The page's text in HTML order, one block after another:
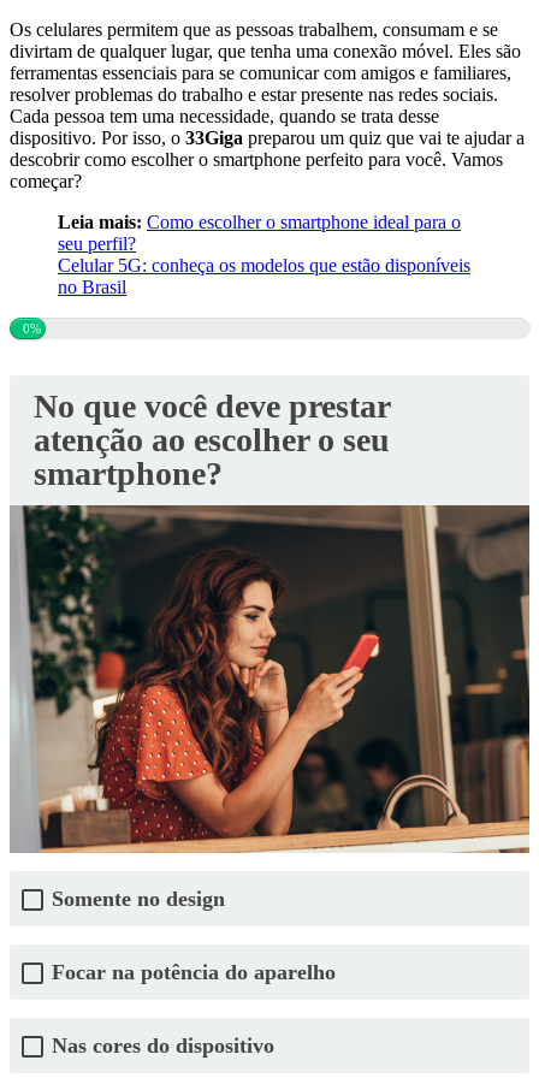
Os celulares permitem que as pessoas trabalhem, consumam e se
divirtam de qualquer lugar, que tenha uma conexão móvel. Eles são
ferramentas essenciais para se comunicar com amigos e familiares,
resolver problemas do trabalho e estar presente nas redes sociais.
Cada pessoa tem uma necessidade, quando se trata desse
dispositivo. Por isso, o 33Giga preparou um quiz que vai te ajudar a
descobrir como escolher o smartphone perfeito para você. Vamos
começar?
Leia mais: Como escolher o smartphone ideal para o
seu perfil?
Celular 5G: conheça os modelos que estão disponíveis
no Brasil
0%
No que você deve prestar
atenção ao escolher o seu
smartphone?
Somente no design
Focar na potência do aparelho
Nas cores do dispositivo